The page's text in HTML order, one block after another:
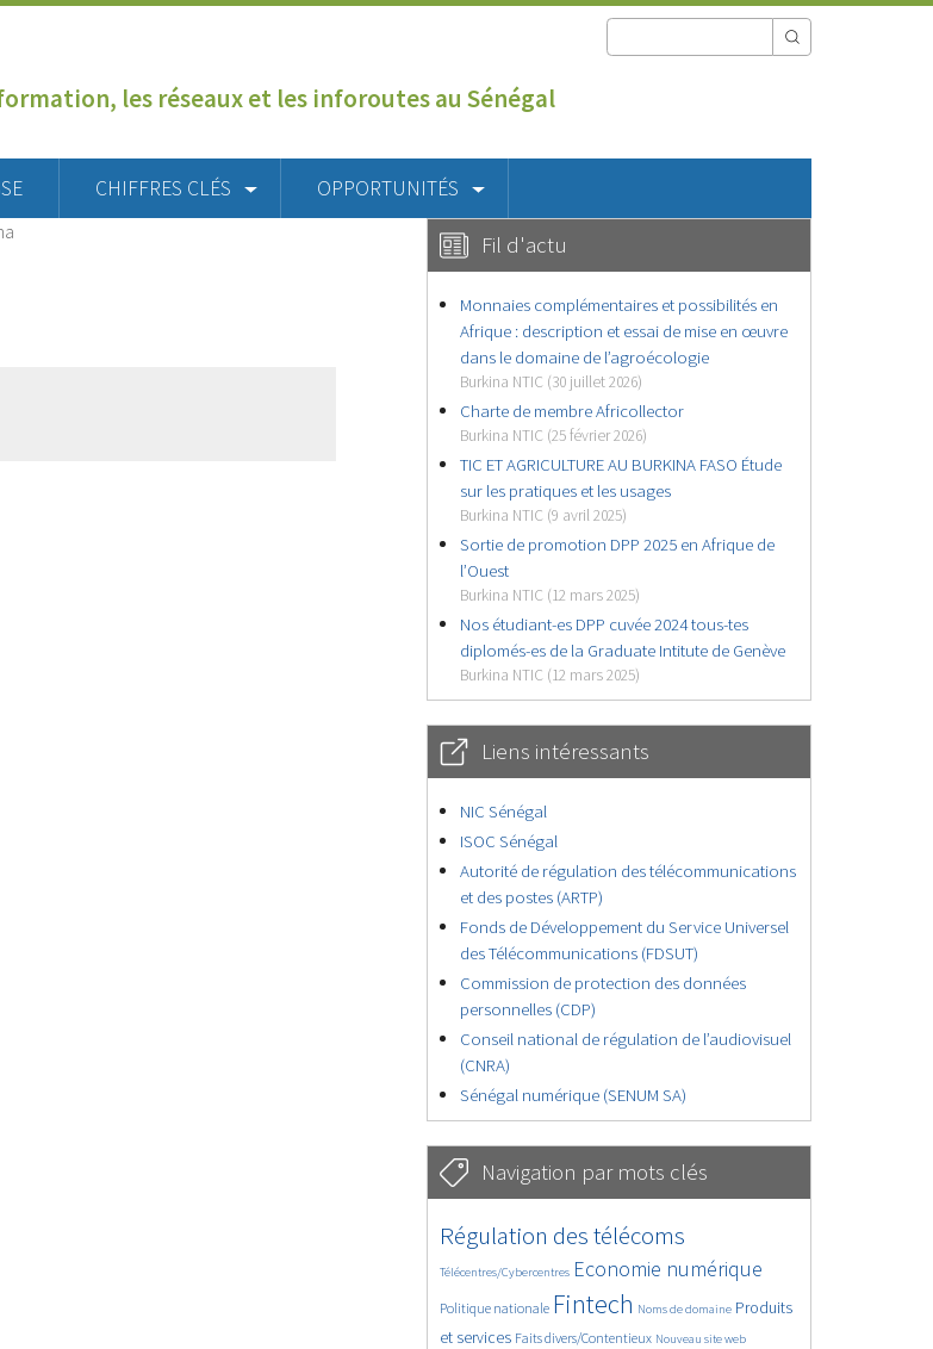
les réseaux et les inforoutes au Sénégal
CHIFFRES CLÉS OPPORTUNITÉS
Fil d'actu
Monnaies complémentaires et possibilités en
Afrique : description et essai de mise en œuvre
dans le domaine de l’agroécologie
Burkina NTIC (30 juillet 2026)
Charte de membre Africollector
Burkina NTIC (25 février 2026)
TIC ET AGRICULTURE AU BURKINA FASO Étude
sur les pratiques et les usages
Burkina NTIC (9 avril 2025)
Sortie de promotion DPP 2025 en Afrique de
l’Ouest
Burkina NTIC (12 mars 2025)
Nos étudiant-es DPP cuvée 2024 tous-tes
diplomés-es de la Graduate Intitute de Genève
Burkina NTIC (12 mars 2025)
Liens intéressants
NIC Sénégal
ISOC Sénégal
Autorité de régulation des télécommunications
et des postes (ARTP)
Fonds de Développement du Service Universel
des Télécommunications (FDSUT)
Commission de protection des données
personnelles (CDP)
Conseil national de régulation de l’audiovisuel
(CNRA)
Sénégal numérique (SENUM SA)
Navigation par mots clés
4629/5557
Régulation des télécoms
362/5557
Télécentres/Cybercentres
3737/5557 Economie numérique
1862/5557
Politique nationale Fintech Noms de domaine Produits
et services
1596/5557 Faits divers/Contentieux
839/5557 Nouveau site web
5557/5557